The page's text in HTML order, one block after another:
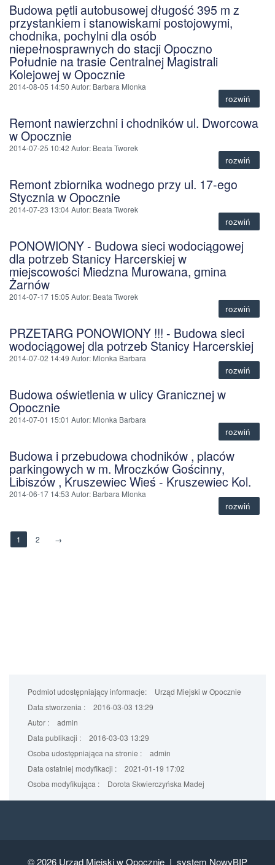
Budowa pętli autobusowej długość 395 m z
przystankiem i stanowiskami postojowymi,
chodnika, pochylni dla osób
niepełnosprawnych do stacji Opoczno
Południe na trasie Centralnej Magistrali
Kolejowej w Opocznie
2014-08-05 14:50 Autor: Barbara Mlonka
rozwiń
Remont nawierzchni i chodników ul. Dworcowa
w Opocznie
2014-07-25 10:42 Autor: Beata Tworek
rozwiń
Remont zbiornika wodnego przy ul. 17-ego
Stycznia w Opocznie
2014-07-23 13:04Autor: Beata Tworek
rozwiń
PONOWIONY - Budowa sieci wodociągowej
dla potrzeb Stanicy Harcerskiej w
miejscowości Miedzna Murowana, gmina
Żarnów
2014-07-17 15:05 Autor: Beata Tworek
rozwiń
PRZETARG PONOWIONY !!! - Budowa sieci
wodociągowej dla potrzeb Stanicy Harcerskiej
2014-07-02 14:49 Autor: Mlonka Barbara
rozwiń
Budowa oświetlenia w ulicy Granicznej w
Opocznie
2014-07-01 15:01 Autor: Mlonka Barbara
rozwiń
Budowa i przebudowa chodników , placów
parkingowych w m. Mroczków Gościnny,
Libiszów , Kruszewiec Wieś - Kruszewiec Kol.
2014-06-17 14:53 Autor: Barbara Mlonka
rozwiń
1 2 →
Podmiot udostępniający informacje:
Urząd Miejski w Opocznie
Data stworzenia :
2016-03-03 13:29
Autor :
admin
Data publikacji :
2016-03-03 13:29
Osoba udostępniająca na stronie :
admin
Data ostatniej modyfikacji :
2021-01-19 17:02
Osoba modyfikująca :
Dorota Skwierczyńska Madej
© 2026 Urząd Miejski w Opocznie | system NowyBIP